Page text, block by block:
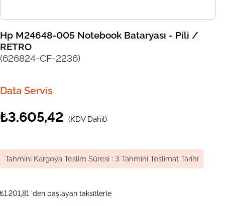
Hp M24648-005 Notebook Bataryası - Pili /
RETRO
(626824-CF-2236)
Data Servis
₺3.605,42 (KDV Dahil)
Tahmini Kargoya Teslim Süresi : 3 Tahmini Teslimat Tarihi
₺1.201,81 'den başlayan taksitlerle